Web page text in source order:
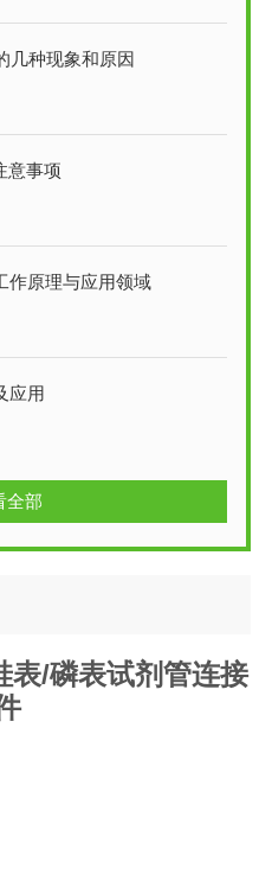
几种现象和原因
意事项
作原理与应用领域
应用
全部
表/磷表试剂管连接